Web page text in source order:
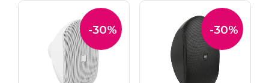
-30% -30%